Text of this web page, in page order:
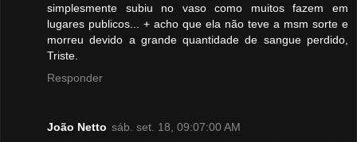
simplesmente subiu no vaso como muitos fazem em
lugares publicos... + acho que ela não teve a msm sorte e
morreu devido a grande quantidade de sangue perdido,
Triste.
Responder
João Netto sáb. set. 18, 09:07:00 AM